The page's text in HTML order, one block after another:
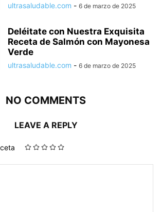
ultrasaludable.com - 6 de marzo de 2025
Deléitate con Nuestra Exquisita
Receta de Salmón con Mayonesa
Verde
ultrasaludable.com - 6 de marzo de 2025
NO COMMENTS
LEAVE A REPLY